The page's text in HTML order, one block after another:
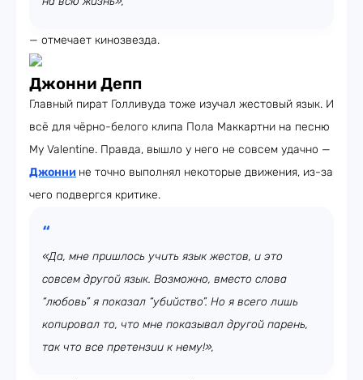
— отмечает кинозвезда.
Джонни Депп
Главный пират Голливуда тоже изучал жестовый язык. И
всё для чёрно-белого клипа Пола Маккартни на песню
My Valentine. Правда, вышло у него не совсем удачно —
Джонни не точно выполнял некоторые движения, из-за
чего подвергся критике.
«Да, мне пришлось учить язык жестов, и это
совсем другой язык. Возможно, вместо слова
“любовь” я показал “убийство”. Но я всего лишь
копировал то, что мне показывал другой парень,
так что все претензии к нему!»,